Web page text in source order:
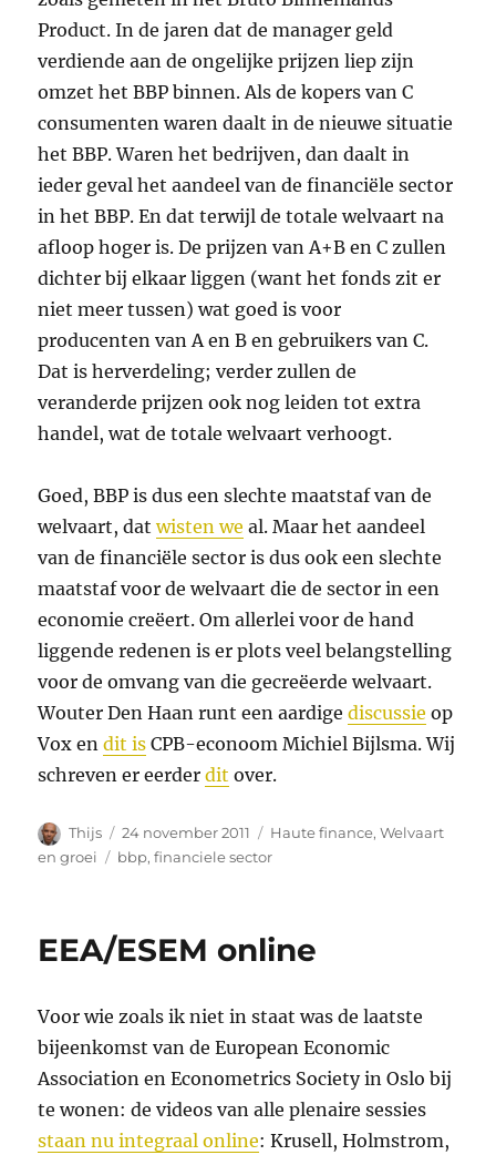
Product. In de jaren dat de manager geld
verdiende aan de ongelijke prijzen liep zijn
omzet het BBP binnen. Als de kopers van C
consumenten waren daalt in de nieuwe situatie
het BBP. Waren het bedrijven, dan daalt in
ieder geval het aandeel van de financiële sector
in het BBP. En dat terwijl de totale welvaart na
afloop hoger is. De prijzen van A+B en C zullen
dichter bij elkaar liggen (want het fonds zit er
niet meer tussen) wat goed is voor
producenten van A en B en gebruikers van C.
Dat is herverdeling; verder zullen de
veranderde prijzen ook nog leiden tot extra
handel, wat de totale welvaart verhoogt.
Goed, BBP is dus een slechte maatstaf van de
welvaart, datwisten we al. Maar het aandeel
van de financiële sector is dus ook een slechte
maatstaf voor de welvaart die de sector in een
economie creëert. Om allerlei voor de hand
liggende redenen is er plots veel belangstelling
voor de omvang van die gecreëerde welvaart.
Wouter Den Haan runt een aardigediscussie op
Vox endit is CPB-econoom Michiel Bijlsma. Wij
schreven er eerderdit over.
Auteur
Thijs
Geplaatst
op
24 november 2011 Categorieën
Haute finance,Welvaart
en groei
Tags
bbp,financiele sector
EEA/ESEM online
Voor wie zoals ik niet in staat was de laatste
bijeenkomst van de European Economic
Association en Econometrics Society in Oslo bij
te wonen: de videos van alle plenaire sessies
staan nu integraal online: Krusell, Holmstrom,